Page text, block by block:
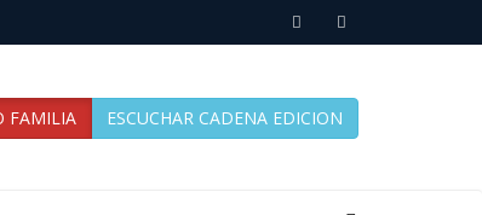
FAMILIA ESCUCHAR CADENA EDICION